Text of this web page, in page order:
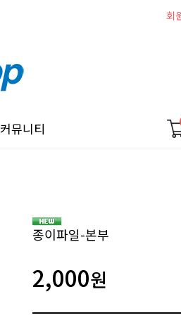
회
커뮤니티
종이파일-본부
2,000원